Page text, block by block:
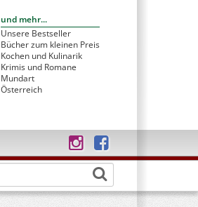
und mehr...
Unsere Bestseller
Bücher zum kleinen Preis
Kochen und Kulinarik
Krimis und Romane
Mundart
Österreich